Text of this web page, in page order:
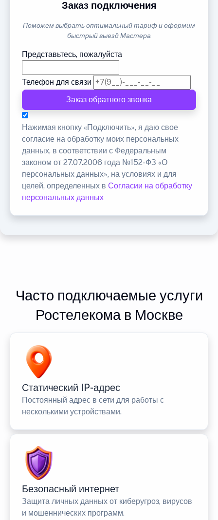
Заказ подключения
Поможем выбрать оптимальный тариф и оформим
быстрый выезд Мастера
Представьтесь, пожалуйста
Телефон для связи
Заказ обратного звонка
Нажимая кнопку «Подключить», я даю свое
согласие на обработку моих персональных
данных, в соответствии с Федеральным
законом от 27.07.2006 года №152-ФЗ «О
персональных данных», на условиях и для
целей, определенных в Согласии на обработку
персональных данных
Часто подключаемые услуги
Ростелекома в Москве
Статический IP-адрес
Постоянный адрес в сети для работы с
несколькими устройствами.
Безопасный интернет
Защита личных данных от киберугроз, вирусов
и мошеннических программ.